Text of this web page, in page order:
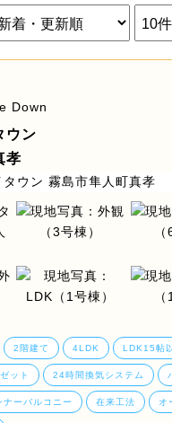
ウン
孝
2階建て 4LDK LDK15帖
ット 24時間換気システム
ナーバルコニー 在来工法 オ